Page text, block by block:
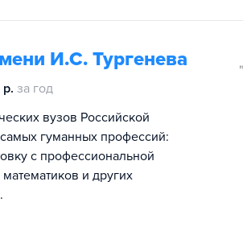
И.С. Тургенева
за год
вузов Российской
гуманных профессий:
с профессиональной
и других